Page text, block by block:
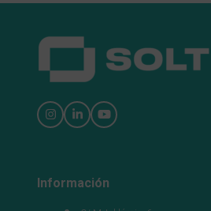
Instagram
LinkedInYouTube
Información